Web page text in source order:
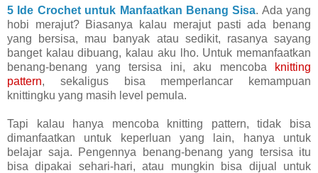
5 Ide Crochet untuk Manfaatkan Benang Sisa. Ada yang
hobi merajut? Biasanya kalau merajut pasti ada benang
yang bersisa, mau banyak atau sedikit, rasanya sayang
banget kalau dibuang, kalau aku lho. Untuk memanfaatkan
benang-benang yang tersisa ini, aku mencoba
knitting
pattern, sekaligus bisa memperlancar kemampuan
knittingku yang masih level pemula.
Tapi kalau hanya mencoba knitting pattern, tidak bisa
dimanfaatkan untuk keperluan yang lain, hanya untuk
belajar saja. Pengennya benang-benang yang tersisa itu
bisa dipakai sehari-hari, atau mungkin bisa dijual untuk